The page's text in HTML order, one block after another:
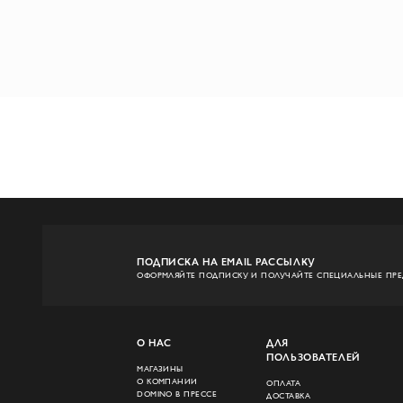
ПОДПИСКА НА EMAIL РАССЫЛКУ
ОФОРМЛЯЙТЕ ПОДПИСКУ И ПОЛУЧАЙТЕ СПЕЦИАЛЬНЫЕ
О НАС
МАГАЗИНЫ
О КОМПАНИИ
DOMINO В ПРЕССЕ
ДЛЯ
ПОЛЬЗОВАТЕЛЕЙ
ОПЛАТА
ДОСТАВКА